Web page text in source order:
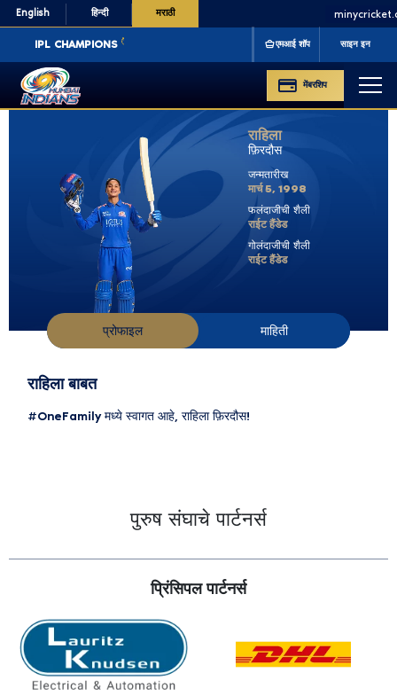
English हिन्दी मराठी
IPL CHAMPIONS CLT20 CHAMPIONS '11 '13WPL
एमआई शॉप
मेंबरशिप
साइन इन
राहिला
फ़िरदौस
जन्मतारीख
मार्च 5, 1998
फलंदाजीची शैली
राईट हैंडेड
गोलंदाजीची शैली
राईट हैंडेड
प्रोफाइल माहिती
राहिला बाबत
#OneFamily मध्ये स्वागत आहे, राहिला फ़िरदौस!
पुरुष संघाचे पार्टनर्स
प्रिंसिपल पार्टनर्स